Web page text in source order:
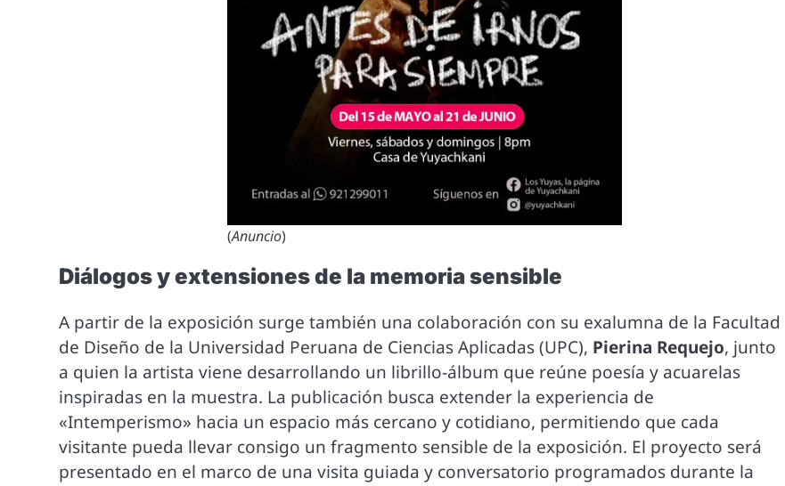
(Anuncio)
Diálogos y extensiones de la memoria sensible
A partir de la exposición surge también una colaboración con su exalumna de la Facultad
de Diseño de la Universidad Peruana de Ciencias Aplicadas (UPC), Pierina Requejo, junto
a quien la artista viene desarrollando un librillo-álbum que reúne poesía y acuarelas
inspiradas en la muestra. La publicación busca extender la experiencia de
«Intemperismo» hacia un espacio más cercano y cotidiano, permitiendo que cada
visitante pueda llevar consigo un fragmento sensible de la exposición. El proyecto será
presentado en el marco de una visita guiada y conversatorio programados durante la